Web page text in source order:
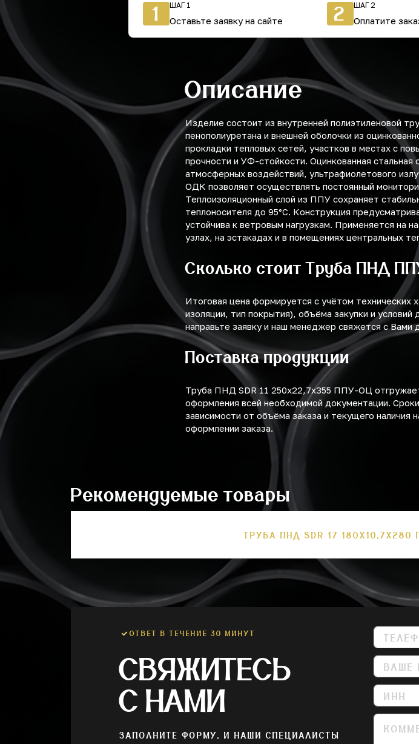
1 ШАГ 1
Оставьте заявку на сайте 2 ШАГ 2
Оплатите
Описание
Изделие состоит из внутренней полиэтиленовой
пенополиуретана и внешней оболочки из
прокладки тепловых сетей, участков в местах с
прочности и УФ-стойкости. Оцинкованная стальная
атмосферных воздействий, ультрафиолетового
ОДК позволяет осуществлять постоянный
Теплоизоляционный слой из ППУ сохраняет
теплоносителя до 95°C. Конструкция
устойчива к ветровым нагрузкам. Применяется на
узлах, на эстакадах и в помещениях центральных
Сколько стоит Труба ПНД
Итоговая цена формируется с учётом технических
изоляции, тип покрытия), объёма закупки и
направьте заявку и наш менеджер свяжется с Вами
Поставка продукции
Труба ПНД SDR 11 250х22,7х355 ППУ-ОЦ
оформления всей необходимой документации.
зависимости от объёма заказа и текущего наличия
оформлении заказа.
Рекомендуемые товары
ТРУБА ПНД SDR 17 180Х10,7Х280
ОТВЕТ В ТЕЧЕНИЕ 30 МИНУТ
СВЯЖИТЕСЬ
С НАМИ
ЗАПОЛНИТЕ ФОРМУ, И НАШИ СПЕЦИАЛИСТЫ